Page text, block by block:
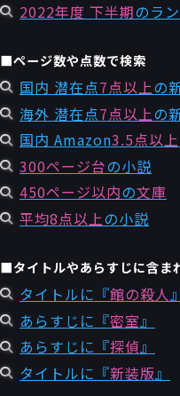
2022年度 下半期のラ
■ページ数や点数で検索
国内 潜在点7点以上の
海外 潜在点7点以上の
国内 Amazon3.5点以上
300ページ台の小説
450ページ以内の文庫
平均8点以上の小説
■タイトルやあらすじに含ま
タイトルに『館の殺人』
あらすじに『密室 』
あらすじに『探偵』
タイトルに『新装版』